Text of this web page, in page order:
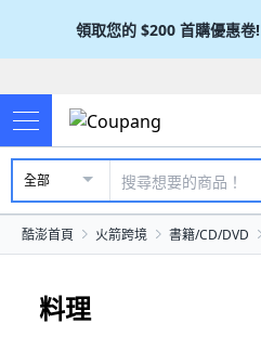
領取您的 $200 首購優惠卷!
全部
酷澎首頁 火箭跨境 書籍/CD/DVD
料理